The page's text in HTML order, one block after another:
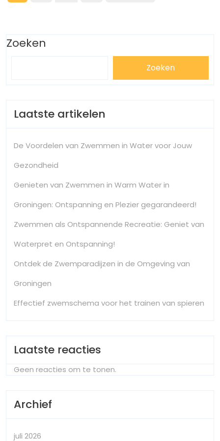
“Effectief
Afvallen
in
Slechts
1
Ideale
Eetschema
1
Het
Ideale
Eetschema
Zoeken
Zoeken
Laatste artikelen
De Voordelen van Zwemmen in Water voor Jouw
Gezondheid
Genieten van Zwemmen in Warm Water in
Groningen: Ontspanning en Plezier gegarandeerd!
Zwemmen als Ontspannende Recreatie: Geniet van
Waterpret en Ontspanning!
Ontdek de Zwemparadijzen in de Omgeving van
Groningen
Effectief zwemschema voor het trainen van spieren
Laatste reacties
Geen reacties om te tonen.
Archief
juli 2026